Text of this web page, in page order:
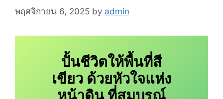
พฤศจิกายน 6, 2025 by admin
ปั้นชีวิตให้พื้นที่สี
เขียว ด้วยหัวใจแห่ง
หน้าดิน ที่สมบูรณ์